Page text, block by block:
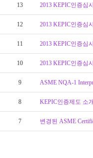
13 2013 KEPIC인증심
12 2013 KEPIC인증심
11 2013 KEPIC인증심
10 2013 KEPIC인증심
9 ASME NQA-1
8 KEPIC인증제도 소
7 변경된 ASME